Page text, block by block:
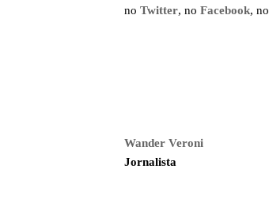
no Twitter, no Facebook, no
Wander Veroni
Jornalista